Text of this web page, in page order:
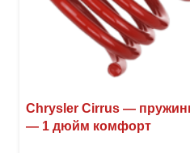
Chrysler Cirrus —
— 1 дюйм комфорт